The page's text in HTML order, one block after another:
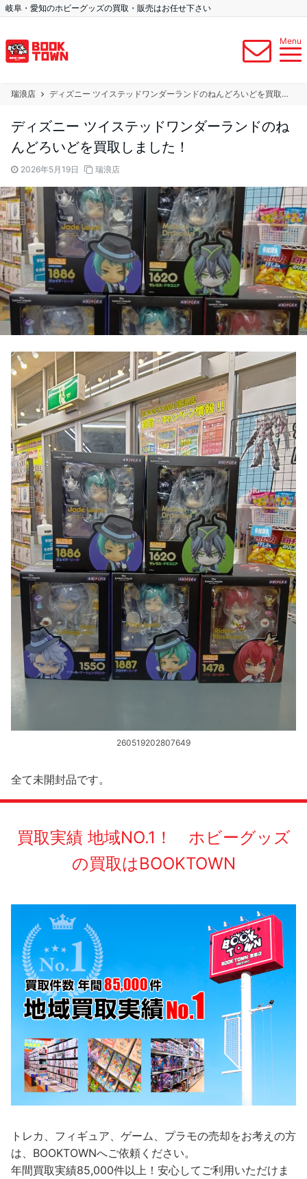
岐阜・愛知のホビーグッズの買取・販売はお任せ下さい
Menu
瑞浪店 ディズニー ツイステッドワンダーランドのねんどろいどを買取しました！
ディズニー ツイステッドワンダーランドのね
んどろいどを買取しました！
2026年5月19日 瑞浪店
260519202807649
全て未開封品です。
買取実績 地域NO.1！ ホビーグッズ
の買取はBOOKTOWN
トレカ、フィギュア、ゲーム、プラモの売却をお考えの方
は、BOOKTOWNへご依頼ください。
年間買取実績85,000件以上！安心してご利用いただけま